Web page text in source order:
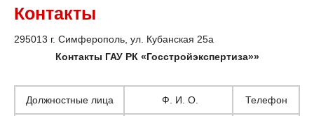
Контакты
295013 г. Симферополь, ул. Кубанская 25а
Контакты ГАУ РК «Госстройэкспертиза»»
Должностные лица Ф. И. О. Телефон